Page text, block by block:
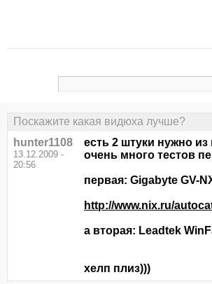
Поскажите какая видюха лучше?
hunter1108
13.12.2009 -
20:56
есть 2 штуки нужно
очень много тестов
первая: Gigabyte GV-
http://www.nix.ru/
а вторая: Leadtek
хелп плиз)))